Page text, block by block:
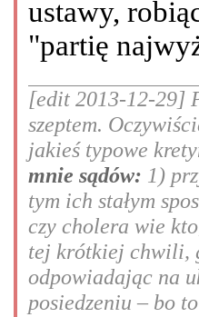
ustawy,
"partię
[edit 2013-12-29]
szeptem.
jakieś typowe
mnie sądów: 1)
tym ich stałym
czy cholera wie
tej krótkiej chwili,
odpowiadając na
posiedzeniu – bo